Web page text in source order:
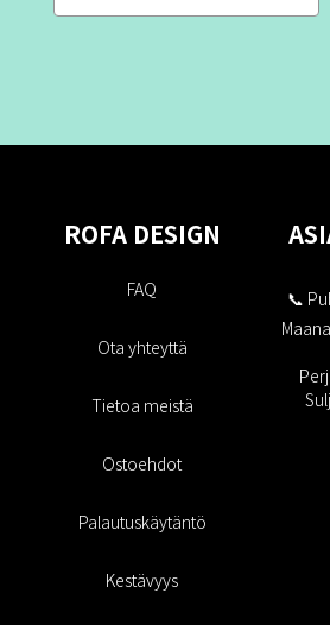
ROFA DESIGN
FAQ
Ota yhteyttä
Tietoa meistä
Ostoehdot
Palautuskäytäntö
Kestävyys
📞